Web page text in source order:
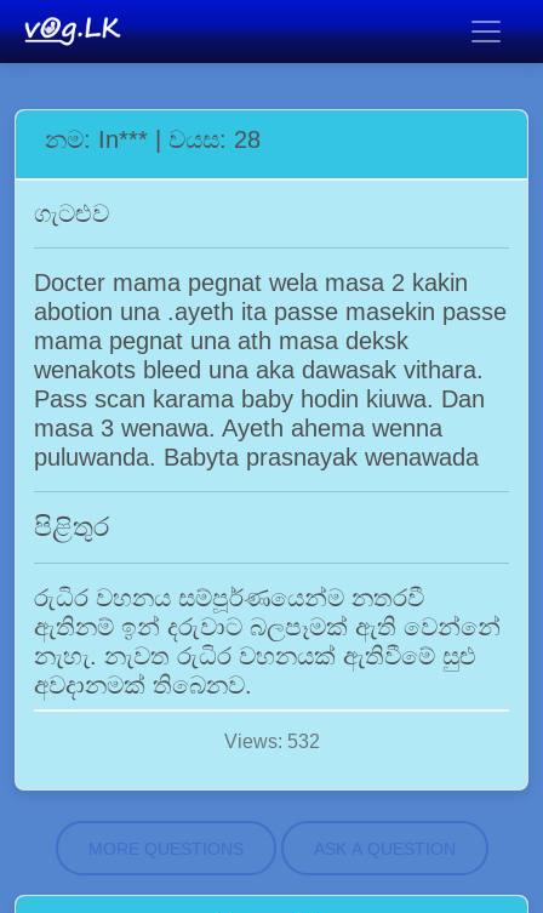
නම: In*** | වයස: 28
ගැටළුව
Docter mama pegnat wela masa 2 kakin
abotion una .ayeth ita passe masekin passe
mama pegnat una ath masa deksk
wenakots bleed una aka dawasak vithara.
Pass scan karama baby hodin kiuwa. Dan
masa 3 wenawa. Ayeth ahema wenna
puluwanda. Babyta prasnayak wenawada
පිළිතුර
රුධිර වහනය සම්පූර්ණයෙන්ම නතරවී
ඇතිනම් ඉන් දරුවාට බලපෑමක් ඇති වෙන්නේ
නැහැ. නැවත රුධිර වහනයක් ඇතිවීමේ සුළු
අවදානමක් තිබෙනව.
Views: 532
MORE QUESTIONS ASK A QUESTION